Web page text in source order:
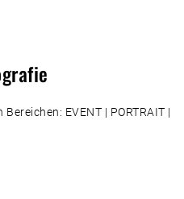
EVENT | PORTRAIT |